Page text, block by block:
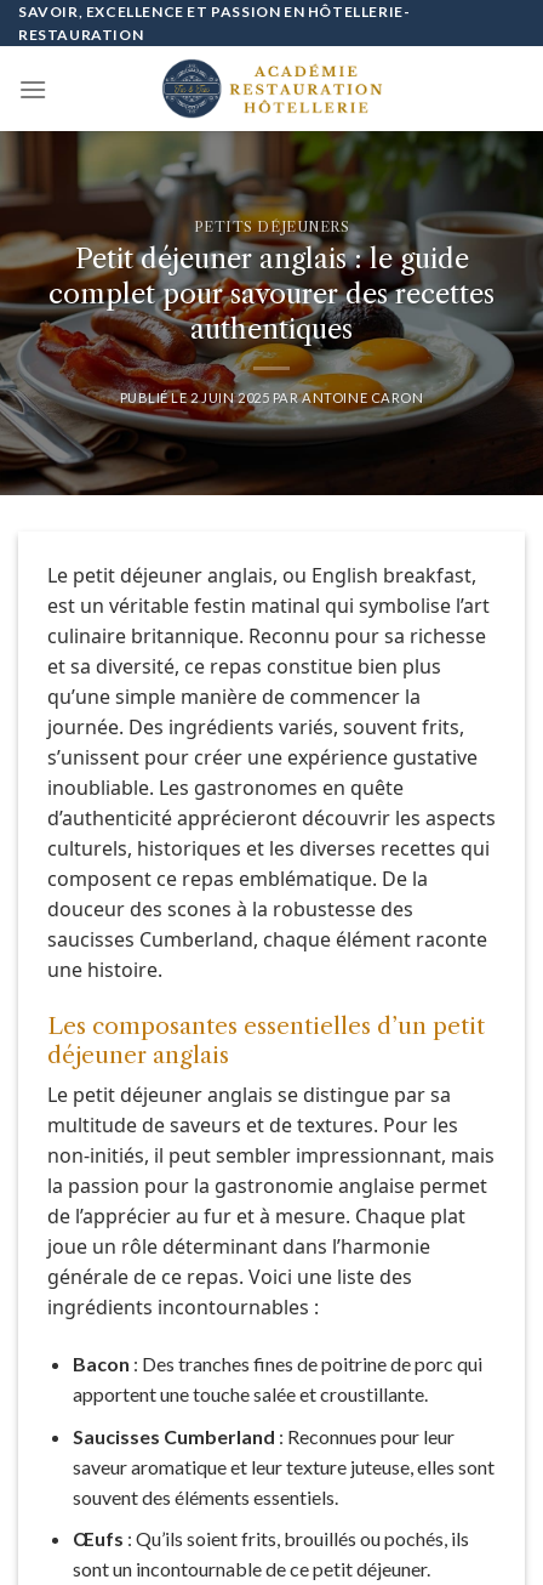
Passer
au
SAVOIR, EXCELLENCE ET PASSION EN HÔTELLERIE-
RESTAURATION
PETITS DÉJEUNERS
Petit déjeuner anglais : le guide
complet pour savourer des recettes
authentiques
PUBLIÉ LE2 JUIN 2025 PARANTOINE CARON
Le petit déjeuner anglais, ou English breakfast,
est un véritable festin matinal qui symbolise l’art
culinaire britannique. Reconnu pour sa richesse
et sa diversité, ce repas constitue bien plus
qu’une simple manière de commencer la
journée. Des ingrédients variés, souvent frits,
s’unissent pour créer une expérience gustative
inoubliable. Les gastronomes en quête
d’authenticité apprécieront découvrir les aspects
culturels, historiques et les diverses recettes qui
composent ce repas emblématique. De la
douceur des scones à la robustesse des
saucisses Cumberland, chaque élément raconte
une histoire.
Les composantes essentielles d’un petit
déjeuner anglais
Le petit déjeuner anglais se distingue par sa
multitude de saveurs et de textures. Pour les
non-initiés, il peut sembler impressionnant, mais
la passion pour la gastronomie anglaise permet
de l’apprécier au fur et à mesure. Chaque plat
joue un rôle déterminant dans l’harmonie
générale de ce repas. Voici une liste des
ingrédients incontournables :
Bacon : Des tranches fines de poitrine de porc qui
apportent une touche salée et croustillante.
Saucisses Cumberland : Reconnues pour leur
saveur aromatique et leur texture juteuse, elles sont
souvent des éléments essentiels.
Œufs : Qu’ils soient frits, brouillés ou pochés, ils
sont un incontournable de ce petit déjeuner.